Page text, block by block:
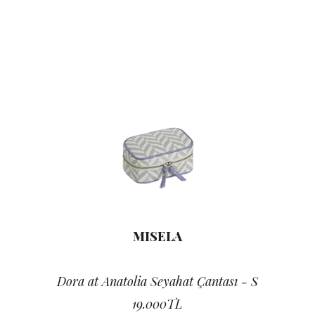
MISELA
Dora at Anatolia Seyahat Çantası - S
19.000TL